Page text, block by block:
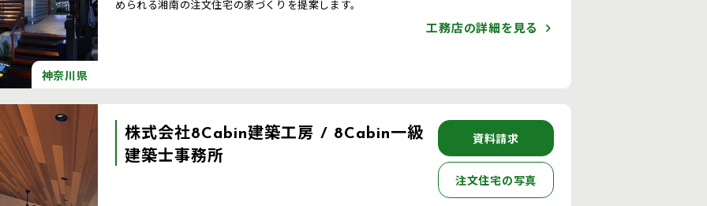
神奈川県
められる湘南の注文住宅の家づくりを提案します。
工務店の詳細を見る
株式会社8Cabin建築工房 / 8Cabin一級
建築士事務所
資料請求
注文住宅の写真